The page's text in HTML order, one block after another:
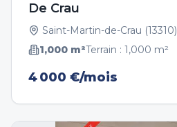
De Crau
Saint-Martin-de-Crau (13310)
1,000 m²Terrain : 1,000 m²
4 000 €/mois